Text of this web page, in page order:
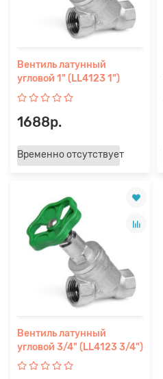
Вентиль латунный
угловой 1" (LL4123 1")
1688р.
Временно отсутствует
Вентиль латунный
угловой 3/4" (LL4123 3/4")